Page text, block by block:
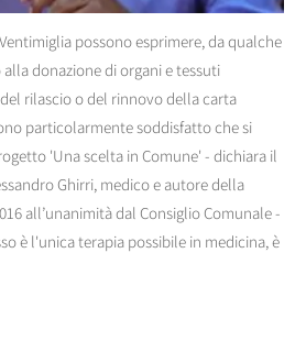
possono esprimere, da qualche
donazione di organi e tessuti
rilascio o del rinnovo della carta
particolarmente soddisfatto che si
'Una scelta in Comune' - dichiara il
Ghirri, medico e autore della
all’unanimità dal Consiglio Comunale -
è l'unica terapia possibile in medicina, è